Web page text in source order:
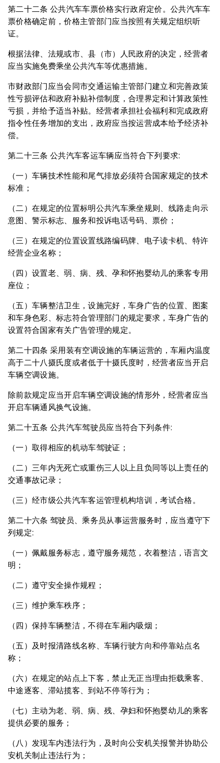
第二十二条 公共汽车车票价格实行政府定价。公共汽车车
票价格确定前，价格主管部门应当按照有关规定组织听
证。
根据法律、法规或市、县（市）人民政府的决定，经营者
应当实施免费乘坐公共汽车等优惠措施。
市财政部门应当会同市交通运输主管部门建立和完善政策
性亏损评估和政府补贴补偿制度，合理界定和计算政策性
亏损，并给予适当补贴。经营者承担社会福利和完成政府
指令性任务增加的支出，政府应当按运营成本给予经济补
偿。
第二十三条 公共汽车客运车辆应当符合下列要求:
（一）车辆技术性能和尾气排放必须符合国家规定的技术
标准；
（二）在规定的位置标明公共汽车乘坐规则、线路走向示
意图、警示标志、服务和投诉电话号码、票价；
（三）在规定的位置设置线路编码牌、电子读卡机、特许
经营企业名称；
（四）设置老、弱、病、残、孕和怀抱婴幼儿的乘客专用
座位；
（五）车辆整洁卫生，设施完好，车身广告的位置、图案
和车身色彩、标志符合管理部门的规定要求，车身广告的
设置符合国家有关广告管理的规定。
第二十四条 采用装有空调设施的车辆运营的，车厢内温度
高于二十八摄氏度或者低于十摄氏度时，经营者应当开启
车辆空调设施。
除前款规定应当开启车辆空调设施的情形外，经营者应当
开启车辆通风换气设施。
第二十五条 公共汽车驾驶员应当符合下列条件:
（一）取得相应的机动车驾驶证；
（二）三年内无死亡或重伤三人以上且负同等以上责任的
交通事故记录；
（三）经市级公共汽车客运管理机构培训，考试合格。
第二十六条 驾驶员、乘务员从事运营服务时，应当遵守下
列规定:
（一）佩戴服务标志，遵守服务规范，衣着整洁，语言文
明；
（二）遵守安全操作规程；
（三）维护乘车秩序；
（四）保持车辆整洁，不得在车厢内吸烟；
（五）及时报清路线名称、车辆行驶方向和停靠站点名
称；
（六）在规定的站点上下客，禁止无正当理由拒载乘客、
中途逐客、滞站揽客、到站不停等行为；
（七）主动为老、弱、病、残、孕妇和怀抱婴幼儿的乘客
提供必要的服务；
（八）发现车内违法行为，及时向公安机关报警并协助公
安机关制止违法行为；